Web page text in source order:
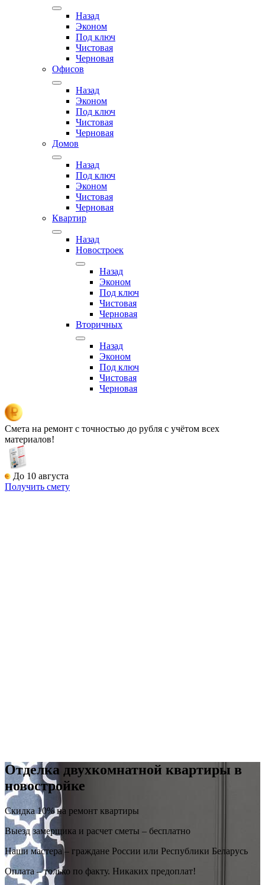
Назад
Эконом
Под ключ
Чистовая
Черновая
Офисов
Назад
Эконом
Под ключ
Чистовая
Черновая
Домов
Назад
Под ключ
Эконом
Чистовая
Черновая
Квартир
Назад
Новостроек
Назад
Эконом
Под ключ
Чистовая
Черновая
Вторичных
Назад
Эконом
Под ключ
Чистовая
Черновая
Смета на ремонт с точностью до рубля с учётом всех
материалов!
До 10 августа
Получить смету
Отделка двухкомнатной квартиры в
новостройке
Скидка 10% на ремонт квартиры
Выезд замерщика и расчет сметы – бесплатно
Наши мастера – граждане России или Республики Беларусь
Оплата – только по факту. Никаких предоплат!